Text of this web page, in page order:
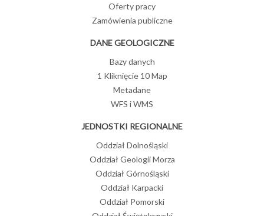
Oferty pracy
Zamówienia publiczne
DANE GEOLOGICZNE
Bazy danych
1 Kliknięcie 10 Map
Metadane
WFS i WMS
JEDNOSTKI REGIONALNE
Oddział Dolnośląski
Oddział Geologii Morza
Oddział Górnośląski
Oddział Karpacki
Oddział Pomorski